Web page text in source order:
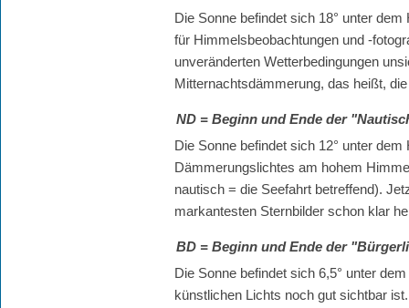
Die Sonne befindet sich 18° unter
für Himmelsbeobachtungen und -
unveränderten Wetterbedingungen
Mitternachtsdämmerung, das heißt,
ND = Beginn und Ende der
Die Sonne befindet sich 12° unter
Dämmerungslichtes am hohem
nautisch = die Seefahrt betreffend).
markantesten Sternbilder schon klar
BD = Beginn und Ende der
Die Sonne befindet sich 6,5° unter
künstlichen Lichts noch gut sichtbar